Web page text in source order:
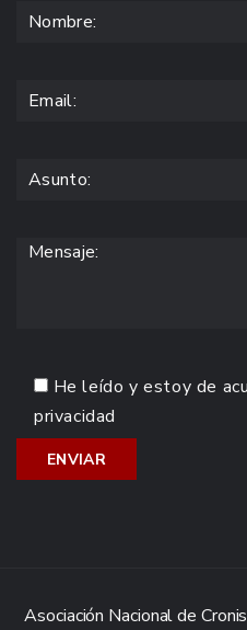
He leído y estoy de
privacidad
Asociación Nacional de